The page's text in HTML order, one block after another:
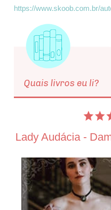
https://www.skoob.com.br/
Quais livros eu li?
Lady Audácia -